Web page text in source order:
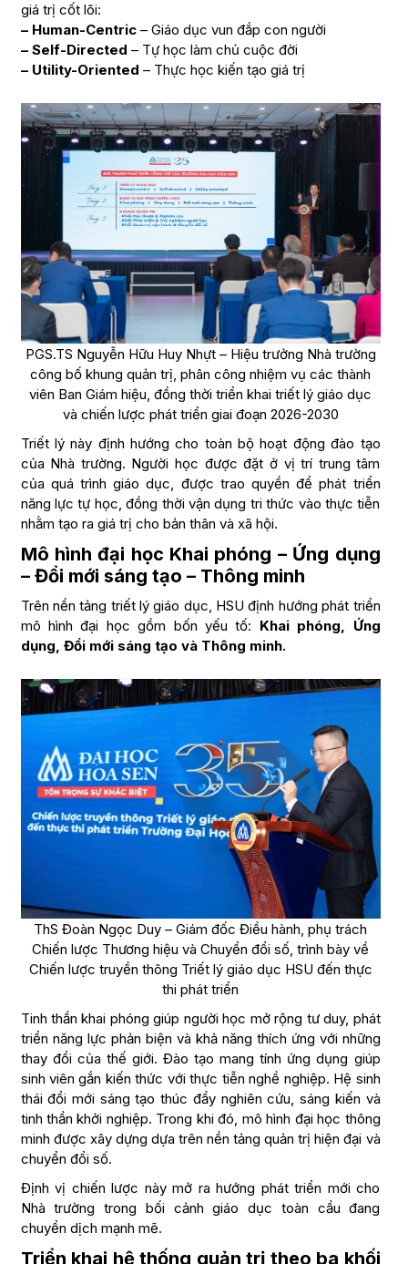
giá trị cốt lõi:
– Human-Centric– Giáo dục vun đắp con người
– Self-Directed – Tự học làm chủ cuộc đời
– Utility-Oriented – Thực học kiến tạo giá trị
PGS.TS Nguyễn Hữu Huy Nhựt – Hiệu trưởng Nhà trường
công bố khung quản trị, phân công nhiệm vụ các thành
viên Ban Giám hiệu, đồng thời triển khai triết lý giáo dục
và chiến lược phát triển giai đoạn 2026-2030
Triết lý này định hướng cho toàn bộ hoạt động đào tạo
của Nhà trường. Người học được đặt ở vị trí trung tâm
của quá trình giáo dục, được trao quyền để phát triển
năng lực tự học, đồng thời vận dụng tri thức vào thực tiễn
nhằm tạo ra giá trị cho bản thân và xã hội.
Mô hình đại học Khai phóng – Ứng dụng
– Đổi mới sáng tạo – Thông minh
Trên nền tảng triết lý giáo dục, HSU định hướng phát triển
mô hình đại học gồm bốn yếu tố: Khai phóng, Ứng
dụng, Đổi mới sáng tạo và Thông minh.
ThS Đoàn Ngọc Duy – Giám đốc Điều hành, phụ trách
Chiến lược Thương hiệu và Chuyển đổi số, trình bày về
Chiến lược truyền thông Triết lý giáo dục HSU đến thực
thi phát triển
Tinh thần khai phóng giúp người học mở rộng tư duy, phát
triển năng lực phản biện và khả năng thích ứng với những
thay đổi của thế giới. Đào tạo mang tính ứng dụng giúp
sinh viên gắn kiến thức với thực tiễn nghề nghiệp. Hệ sinh
thái đổi mới sáng tạo thúc đẩy nghiên cứu, sáng kiến và
tinh thần khởi nghiệp. Trong khi đó, mô hình đại học thông
minh được xây dựng dựa trên nền tảng quản trị hiện đại và
chuyển đổi số.
Định vị chiến lược này mở ra hướng phát triển mới cho
Nhà trường trong bối cảnh giáo dục toàn cầu đang
chuyển dịch mạnh mẽ.
Triển khai hệ thống quản trị theo ba khối